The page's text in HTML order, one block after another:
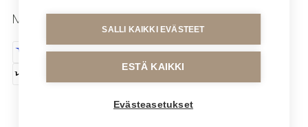
MAKSUTAVAT
SALLI KAIKKI EVÄSTEET
ESTÄ KAIKKI
Evästeasetukset